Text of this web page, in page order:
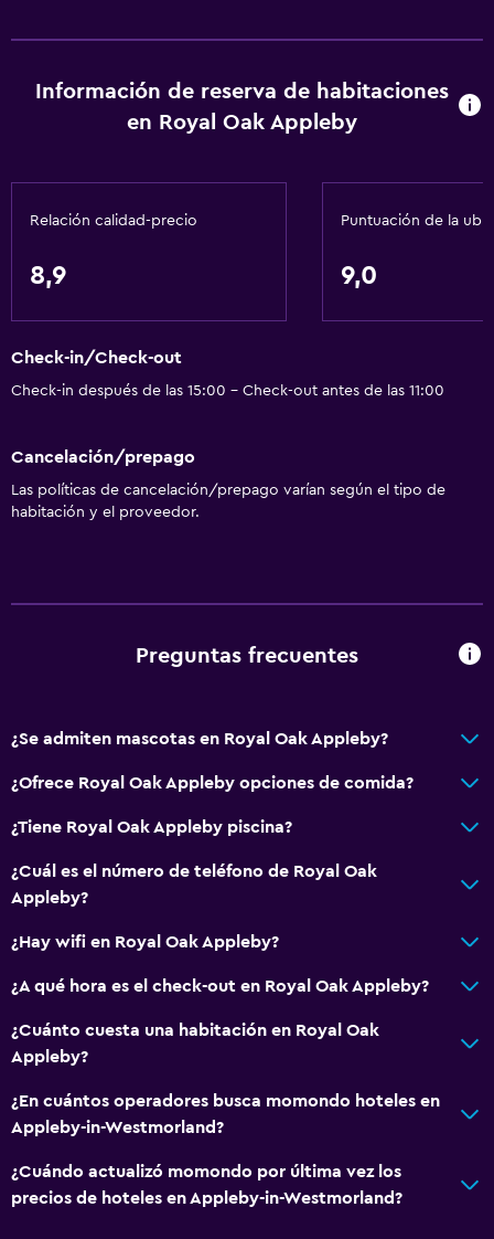
Información de reserva de habitaciones
en Royal Oak Appleby
Relación calidad-precio
8,9
Puntuación de la
9,0
Check-in/Check-out
Check-in después de las 15:00 - Check-out antes de las 11:00
Cancelación/prepago
Las políticas de cancelación/prepago varían según el tipo de
habitación y el proveedor.
Preguntas frecuentes
¿Se admiten mascotas en Royal Oak Appleby?
¿Ofrece Royal Oak Appleby opciones de comida?
¿Tiene Royal Oak Appleby piscina?
¿Cuál es el número de teléfono de Royal Oak
Appleby?
¿Hay wifi en Royal Oak Appleby?
¿A qué hora es el check-out en Royal Oak Appleby?
¿Cuánto cuesta una habitación en Royal Oak
Appleby?
¿En cuántos operadores busca momondo hoteles en
Appleby-in-Westmorland?
¿Cuándo actualizó momondo por última vez los
precios de hoteles en Appleby-in-Westmorland?